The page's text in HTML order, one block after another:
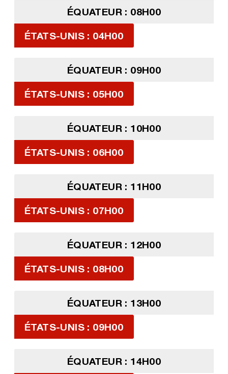
ÉQUATEUR : 08H00
ÉTATS-UNIS : 04H00
ÉQUATEUR : 09H00
ÉTATS-UNIS : 05H00
ÉQUATEUR : 10H00
ÉTATS-UNIS : 06H00
ÉQUATEUR : 11H00
ÉTATS-UNIS : 07H00
ÉQUATEUR : 12H00
ÉTATS-UNIS : 08H00
ÉQUATEUR : 13H00
ÉTATS-UNIS : 09H00
ÉQUATEUR : 14H00